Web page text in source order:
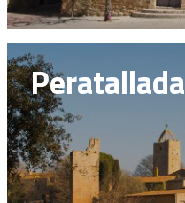
Peratallada